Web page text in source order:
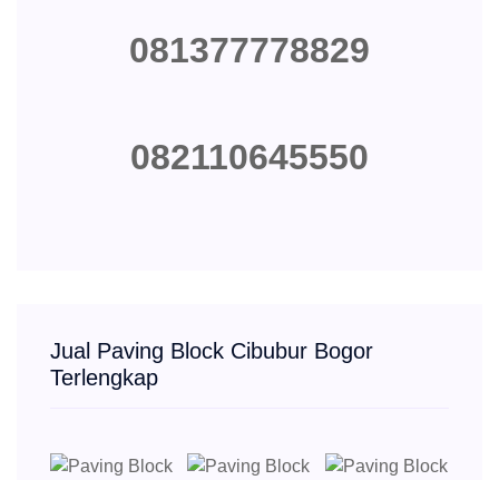
081377778829
082110645550
Jual Paving Block Cibubur Bogor
Terlengkap